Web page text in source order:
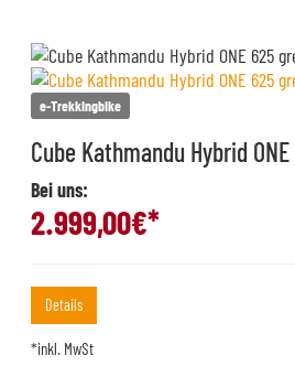
e-Trekkingbike
Cube Kathmandu Hybrid
Bei uns:
2.999,00€*
Details
*inkl. MwSt